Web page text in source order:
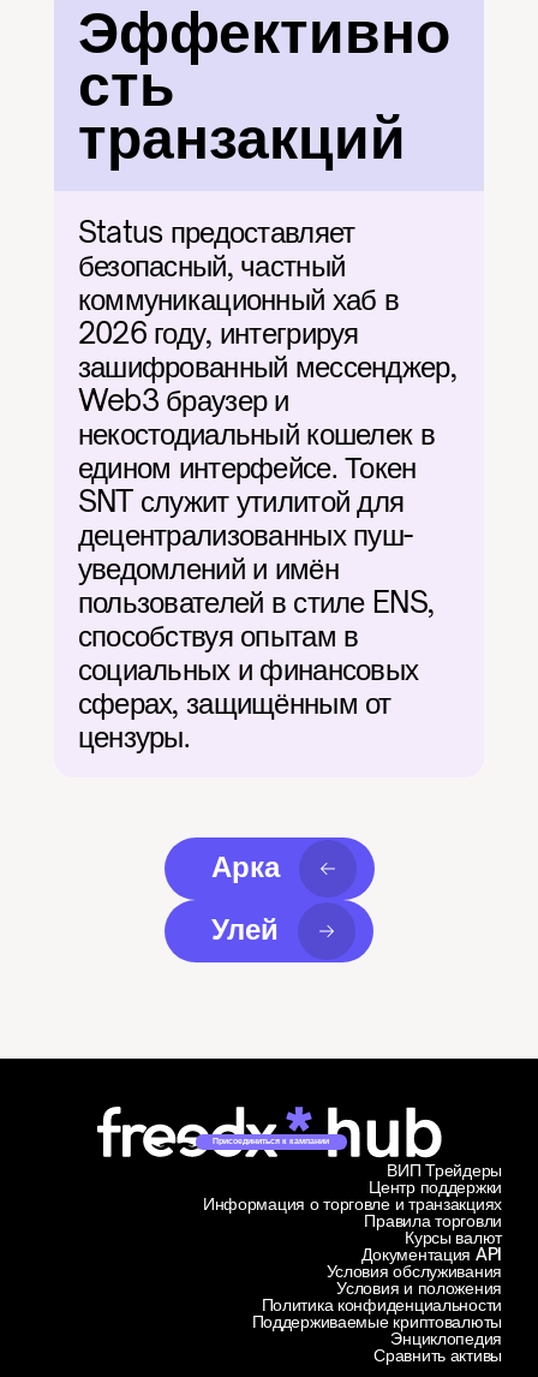
Эффективно
сть
транзакций
Status предоставляет
безопасный, частный
коммуникационный хаб в
2026 году, интегрируя
зашифрованный мессенджер,
Web3 браузер и
некостодиальный кошелек в
едином интерфейсе. Токен
SNT служит утилитой для
децентрализованных пуш-
уведомлений и имён
пользователей в стиле ENS,
способствуя опытам в
социальных и финансовых
сферах, защищённым от
цензуры.
Арка
Улей
Присоединиться к кампании
Центр поддержки
Информация о торговле и транзакциях
ВИП Трейдеры
Правила торговли
Курсы валют
Документация API
Условия обслуживания
Условия и положения
Политика конфиденциальности
Поддерживаемые криптовалюты
Энциклопедия
Сравнить активы